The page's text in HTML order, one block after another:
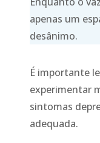
apenas um
desânimo.
É importante
experimentar
sintomas
adequada.